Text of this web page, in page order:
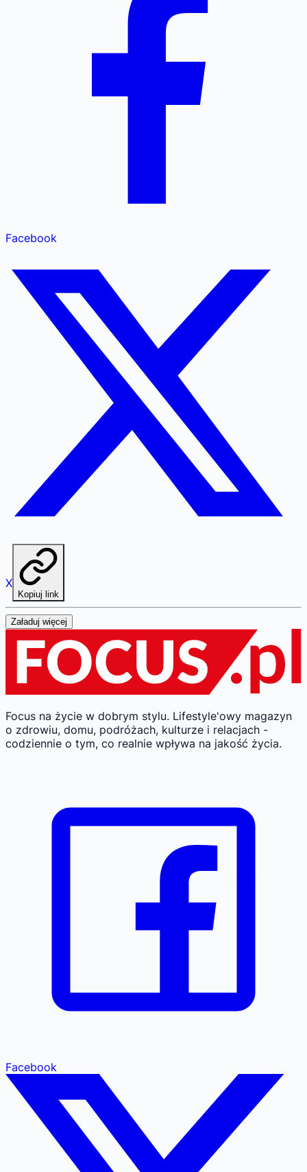
Facebook
X
Kopiuj link
Załaduj więcej
Focus na życie w dobrym stylu. Lifestyle'owy magazyn
o zdrowiu, domu, podróżach, kulturze i relacjach -
codziennie o tym, co realnie wpływa na jakość życia.
Facebook